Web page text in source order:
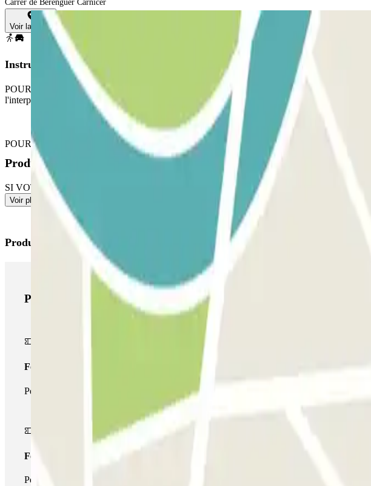
Carrer de Berenguer Carnicer
Voir la carte
Instructions
POUR OUVRIR LA BARRIÈRE : prenez un ticket. Garez-vous à n'importe quel
l'interphone.
POUR SORTIR : utilisez la carte/télécommande que le personnel vous a confiée.
SI VOTRE PASS PERMET DES ENTRÉES/SORTIES ILLIMITÉES : utilisez la carte/
Voir plus
Produits disponibles
Produits Parclick
Produits Parclick
Forfait Simple
Pendant votre séjour, vous ne pourrez entrer et sortir du parking qu'une seule fois
Forfait de stationnement multiple
Pendant votre séjour, vous pouvez utiliser l'ensemble du réseau de parkings de cet